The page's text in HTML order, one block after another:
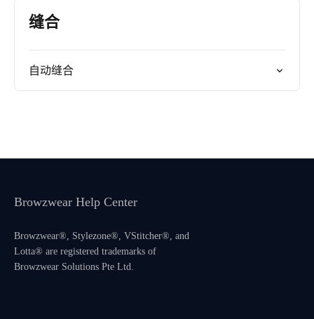
缝合
自动缝合
Browzwear Help Center
Browzwear®, Stylezone®, VStitcher®, and
Lotta® are registered trademarks of
Browzwear Solutions Pte Ltd.